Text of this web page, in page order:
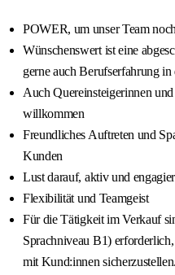
POWER, um unser Team
Wünschenswert ist eine
gerne auch Berufserfahrung
Auch Quereinsteigerinnen
willkommen
Freundliches Auftreten und
Kunden
Lust darauf, aktiv und
Flexibilität und Teamgeist
Für die Tätigkeit im Verkauf
Sprachniveau B1)
mit Kund:innen sicherzustellen.